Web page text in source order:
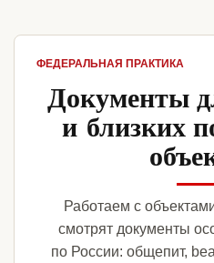
ФЕДЕРАЛЬНАЯ ПРАКТИКА
Документы
и близких
Работаем с
смотрят документы
по России: общепит,